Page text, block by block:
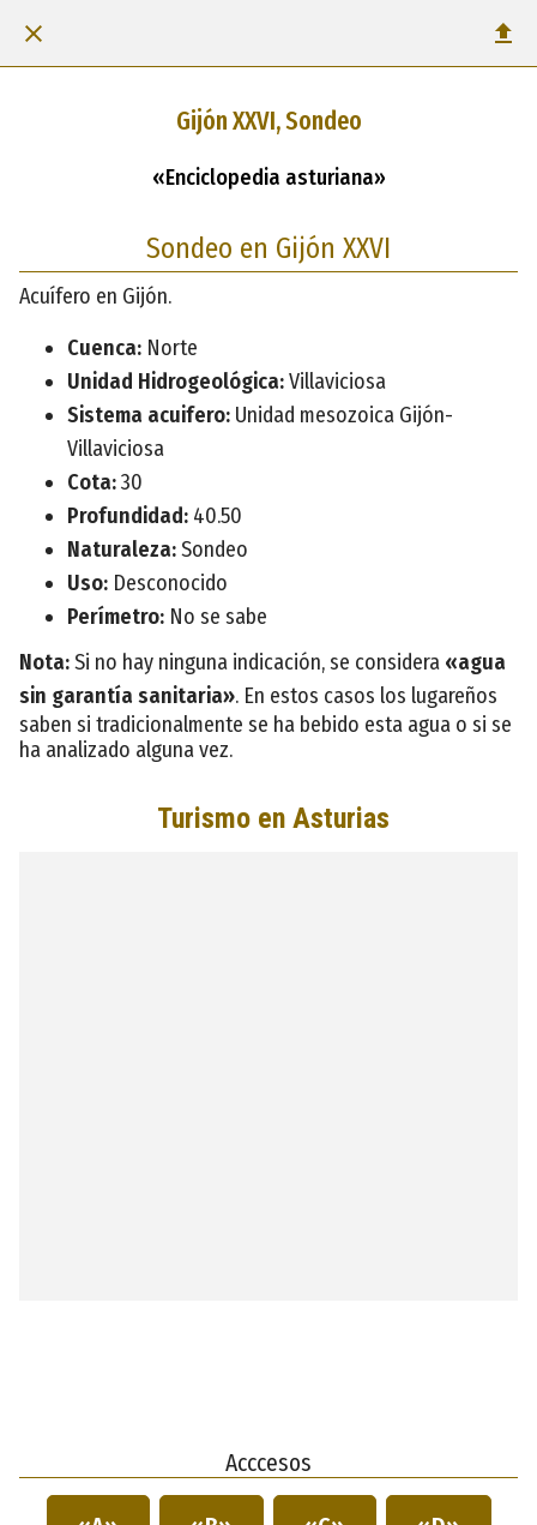
Gijón XXVI, Sondeo
«Enciclopedia asturiana»
Sondeo en Gijón XXVI
Acuífero en Gijón.
Cuenca: Norte
Unidad Hidrogeológica:Villaviciosa
Sistema acuifero: Unidad mesozoica Gijón-
Villaviciosa
Cota:30
Profundidad: 40.50
Naturaleza:Sondeo
Uso: Desconocido
Perímetro: No se sabe
Nota:Si no hay ninguna indicación, se considera «agua
sin garantía sanitaria». En estos casos los lugareños
saben si tradicionalmente se ha bebido esta agua o si se
ha analizado alguna vez.
Acccesos